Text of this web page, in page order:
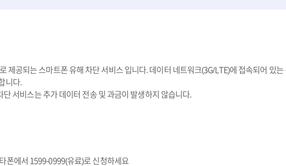
제공되는 스마트폰 유해 차단 서비스 입니다. 데이터 네트워크(3G/LTE)에 접속되어 있
니다.
서비스는 추가 데이터 전송 및 과금이 발생하지 않습니다.
폰에서 1599-0999(유료)로 신청하세요